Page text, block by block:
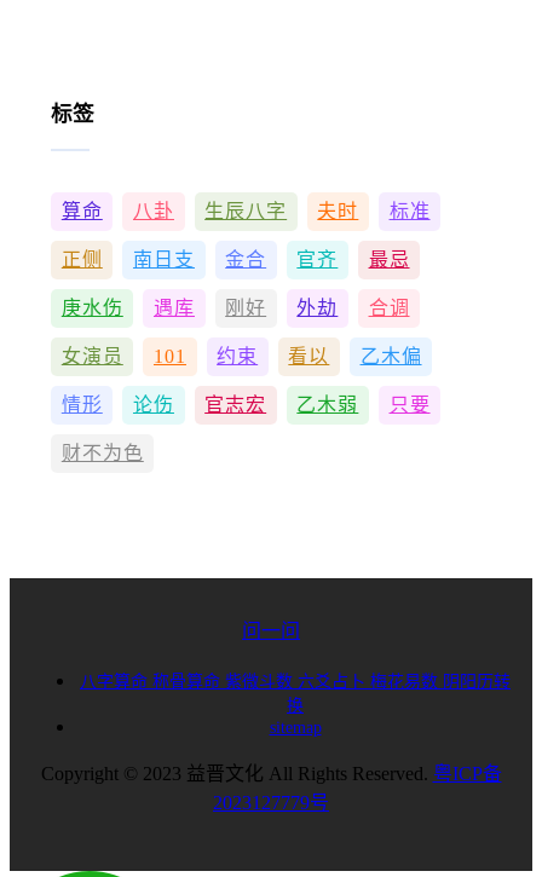
标签
算命 八卦 生辰八字 夫时 标准
正侧 南日支 金合 官齐 最忌
庚水伤 遇库 刚好 外劫 合调
女演员 101 约束 看以 乙木偏
情形 论伤 官志宏 乙木弱 只要
财不为色
问一问
八字算命 称骨算命 紫微斗数 六爻占卜 梅花易数 阴阳历转
换
sitemap
Copyright © 2023 益晋文化 All Rights Reserved. 粤ICP备
2023127779号